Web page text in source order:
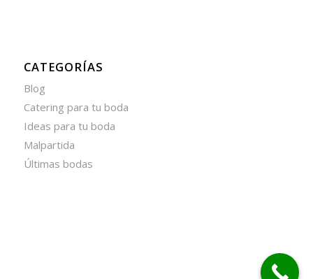
CATEGORÍAS
Blog
Catering para tu boda
Ideas para tu boda
Malpartida
Últimas bodas